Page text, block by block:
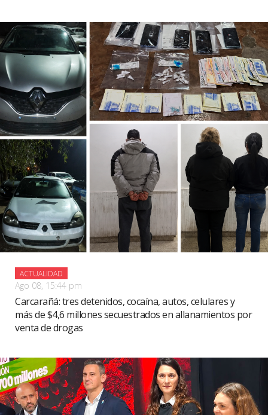
ACTUALIDAD
Ago 08, 15:44 pm
Carcarañá: tres detenidos, cocaína, autos, celulares y
más de $4,6 millones secuestrados en allanamientos por
venta de drogas